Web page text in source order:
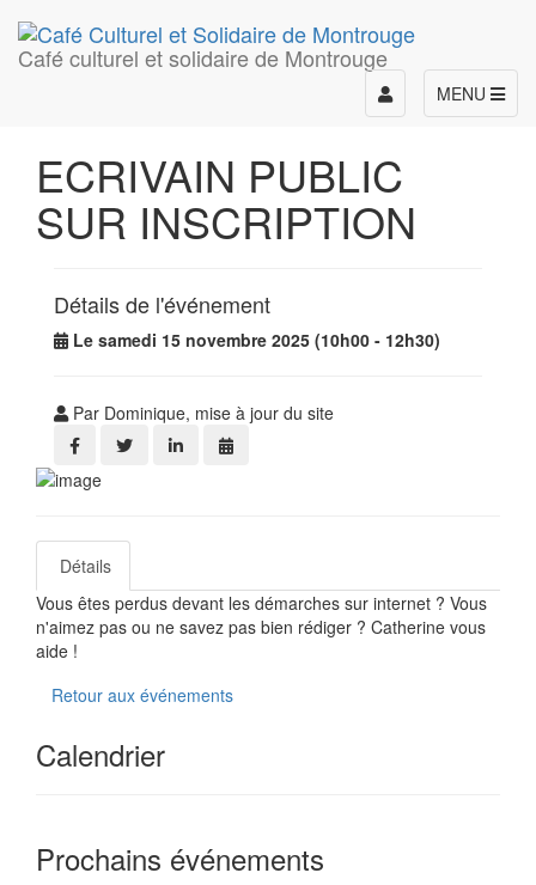
Café culturel et solidaire de Montrouge
MENU
Toggle
navigation
ECRIVAIN PUBLIC
SUR INSCRIPTION
Détails de l'événement
Le samedi 15 novembre 2025 (10h00 - 12h30)
Par Dominique, mise à jour du site
Détails
Vous êtes perdus devant les démarches sur internet ? Vous
n'aimez pas ou ne savez pas bien rédiger ? Catherine vous
aide !
Retour aux événements
Calendrier
Prochains événements